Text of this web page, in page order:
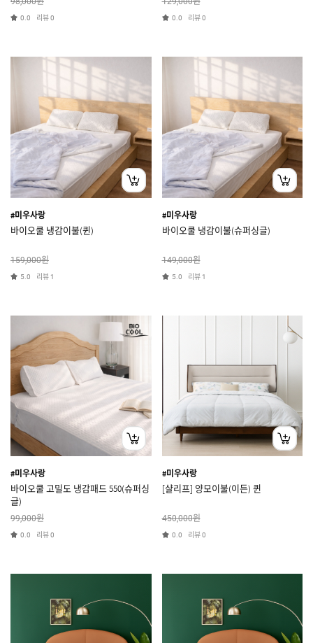
0.0 리뷰0 0.0 리뷰0
#미우사랑
바이오쿨 냉감이불(퀸)
159,000원
5.0 리뷰 1
#미우사랑
바이오쿨 냉감이불(슈퍼싱글)
149,000원
5.0 리뷰 1
#미우사랑
바이오쿨 고밀도 냉감패드 550(슈퍼싱
글)
99,000원
0.0 리뷰0
#미우사랑
[샬리프] 양모이불(이든) 퀸
450,000원
0.0 리뷰0